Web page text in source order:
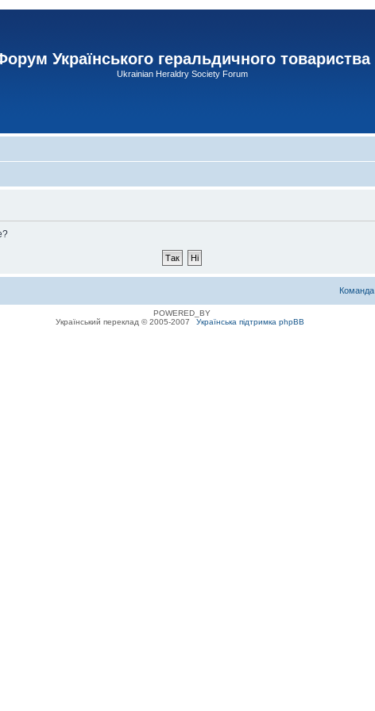
Українського геральдичного товариства
Ukrainian Heraldry Society Forum
Команда
POWERED_BY
Український переклад © 2005-2007
Українська підтримка phpBB